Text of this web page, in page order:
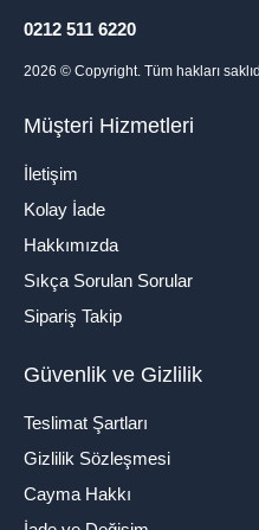
0212 511 6220
2026 © Copyright. Tüm hakları
Müşteri Hizmetleri
İletişim
Kolay İade
Hakkımızda
Sıkça Sorulan Sorular
Sipariş Takip
Güvenlik ve Gizlilik
Teslimat Şartları
Gizlilik Sözleşmesi
Cayma Hakkı